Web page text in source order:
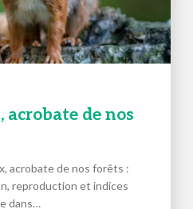
acrobate de nos
acrobate de nos forêts :
reproduction et indices
dans…